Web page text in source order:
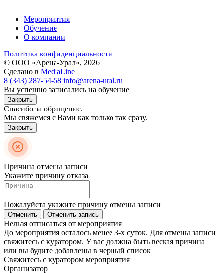
Мероприятия
Обучение
О компании
Политика конфиденциальности
© ООО «Арена-Урал», 2026
Сделано в MediaLine
8 (343) 287-54-58 info@arena-ural.ru
Вы успешно записались на обучение
Закрыть
Спасибо за обращение.
Мы свяжемся с Вами как только так сразу.
Закрыть
Причина отмены записи
Укажите причину отказа
Пожалуйста укажите причину отмены записи
Отменить Отменить запись
Нельзя отписаться от мероприятия
До мероприятия осталось менее 3-х суток. Для отмены записи
свяжитесь с куратором. У вас должна быть веская причина
или вы будите добавлены в черный список
Свяжитесь с куратором мероприятия
Организатор